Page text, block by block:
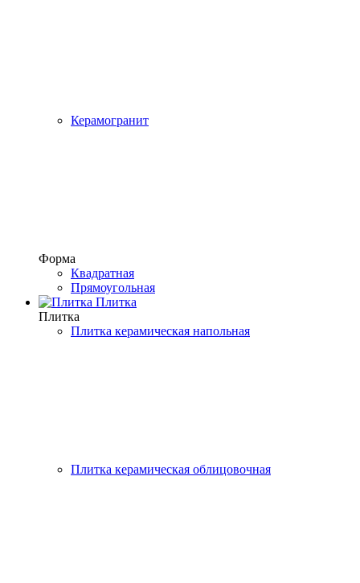
Керамогранит
Форма
Квадратная
Прямоугольная
Плитка
Плитка
Плитка керамическая напольная
Плитка керамическая облицовочная